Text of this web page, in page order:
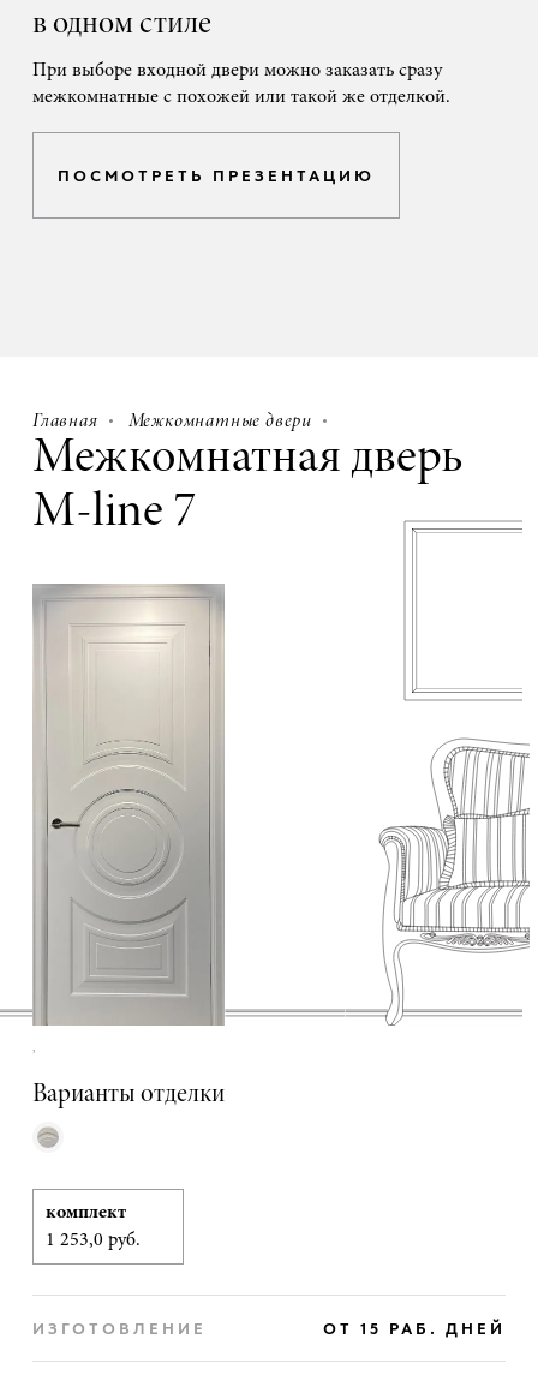
в одном стиле
При выборе входной двери можно заказать сразу
межкомнатные с похожей или такой же отделкой.
ПОСМОТРЕТЬ ПРЕЗЕНТАЦИЮ
ИЗГОТОВЛЕНИЕ ОТ 15 РАБ. ДНЕЙ
Главная Межкомнатные двери
Межкомнатная дверь
M-line 7
,
Варианты отделки
комплект
1 253,0 руб.